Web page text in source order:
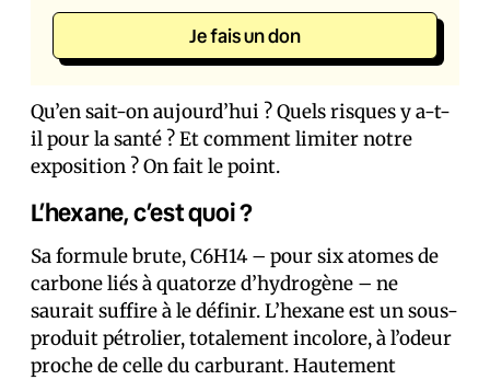
Je fais un don
Qu’en sait‑on aujourd’hui ? Quels risques y a-t-
il pour la santé ? Et comment limiter notre
exposition ? On fait le point.
L’hexane, c’est quoi ?
Sa formule brute, C6H14 – pour six atomes de
carbone liés à quatorze d’hydrogène – ne
saurait suffire à le définir. L’hexane est un sous-
produit pétrolier, totalement incolore, à l’odeur
proche de celle du carburant. Hautement